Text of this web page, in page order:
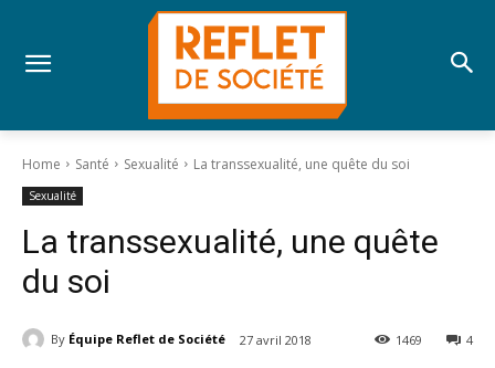
Home Santé Sexualité La transsexualité, une quête du soi
Sexualité
La transsexualité, une quête
du soi
By Équipe Reflet de Société 27 avril 2018 4
1469